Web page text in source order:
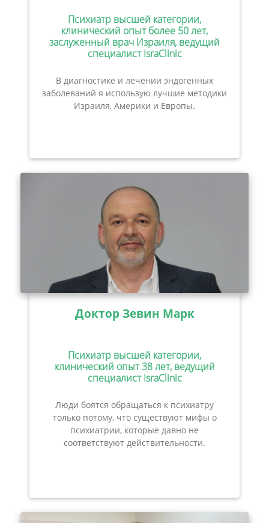
Психиатр высшей категории,
клинический опыт более 50 лет,
заслуженный врач Израиля, ведущий
специалист IsraClinic
В диагностике и лечении эндогенных
заболеваний я использую лучшие методики
Израиля, Америки и Европы.
Доктор Зевин Марк
Психиатр высшей категории,
клинический опыт 38 лет, ведущий
специалист IsraClinic
Люди боятся обращаться к психиатру
только потому, что существуют мифы о
психиатрии, которые давно не
соответствуют действительности.